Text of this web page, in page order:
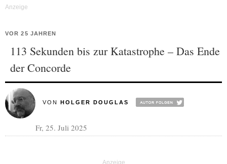
VOR 25 JAHREN
113 Sekunden bis zur Katastrophe – Das Ende
der Concorde
VON HOLGER DOUGLAS
Fr, 25. Juli 2025